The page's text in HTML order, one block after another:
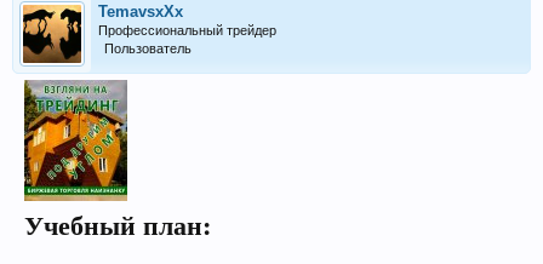
TemavsxXx
Профессиональный трейдер
Пользователь
Учебный план: